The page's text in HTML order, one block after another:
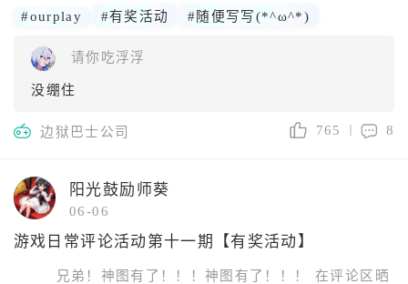
#ourplay #有奖活动 #随便写写(*^ω^*)
请你吃浮浮
没绷住
边狱巴士公司 765 8
阳光鼓励师葵
06-06
游戏日常评论活动第十一期【有奖活动】
兄弟！神图有了！！！神图有了！！！ 在评论区晒